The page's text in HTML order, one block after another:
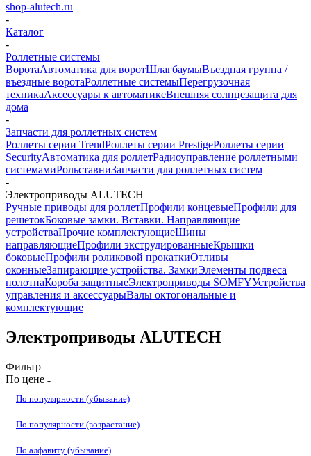
shop-alutech.ru
-
Каталог
-
Роллетные системы
ВоротаАвтоматика для воротШлагбаумыВъездная группа /
въездные воротаРоллетные системыПерегрузочная
техникаАксессуары к автоматикеВнешняя солнцезащита для
дома
-
Запчасти для роллетных систем
Роллеты серии TrendРоллеты серии PrestigeРоллеты серии
SecurityАвтоматика для роллетРадиоуправление роллетными
системамиРольставниЗапчасти для роллетных систем
-
Электроприводы ALUTECH
Ручные приводы для роллетПрофили концевыеПрофили для
решетокБоковые замки. Вставки. Направляющие
устройстваПрочие комплектующиеШины
направляющиеПрофили экструдированныеКрышки
боковыеПрофили роликовой прокаткиОтливы
оконныеЗапирающие устройства. ЗамкиЭлементы подвеса
полотнаКороба защитныеЭлектроприводы SOMFYУстройства
управления и аксессуарыВалы октогональные и
комплектующие
Электроприводы ALUTECH
Фильтр
По цене
По популярности (убывание)
По популярности (возрастание)
По алфавиту (убывание)